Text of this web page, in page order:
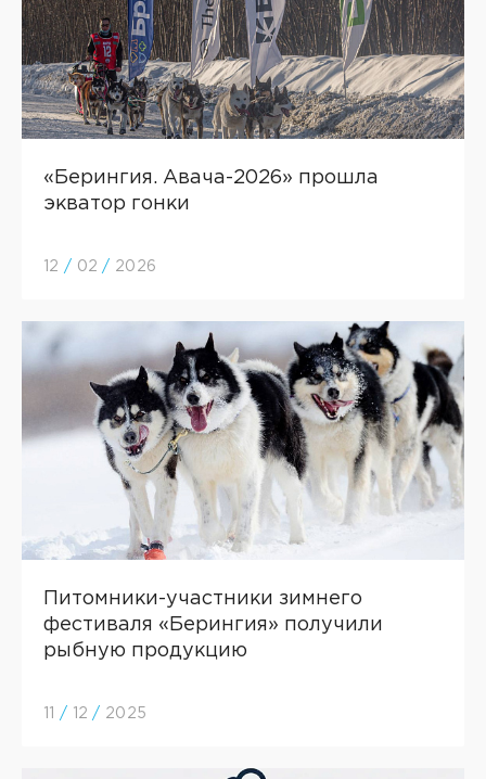
«Берингия. Авача-2026» прошла
экватор гонки
12 / 02 / 2026
Питомники-участники зимнего
фестиваля «Берингия» получили
рыбную продукцию
/ 12 / 2025